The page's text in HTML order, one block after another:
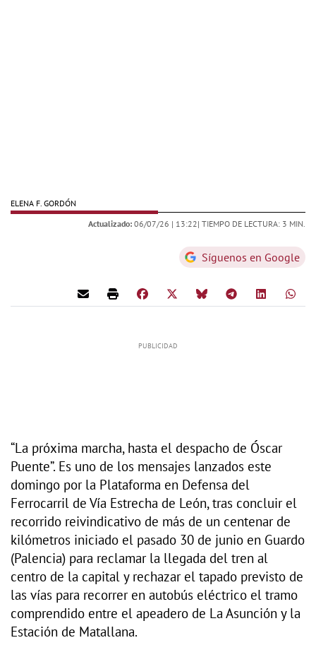
ELENA F. GORDÓN
Actualizado: 06/07/26 | 13:22| TIEMPO DE LECTURA: 3 MIN.
Síguenos en Google
“La próxima marcha, hasta el despacho de Óscar
Puente”. Es uno de los mensajes lanzados este
domingo por la Plataforma en Defensa del
Ferrocarril de Vía Estrecha de León, tras concluir el
recorrido reivindicativo de más de un centenar de
kilómetros iniciado el pasado 30 de junio en Guardo
(Palencia) para reclamar la llegada del tren al
centro de la capital y rechazar el tapado previsto de
las vías para recorrer en autobús eléctrico el tramo
comprendido entre el apeadero de La Asunción y la
Estación de Matallana.